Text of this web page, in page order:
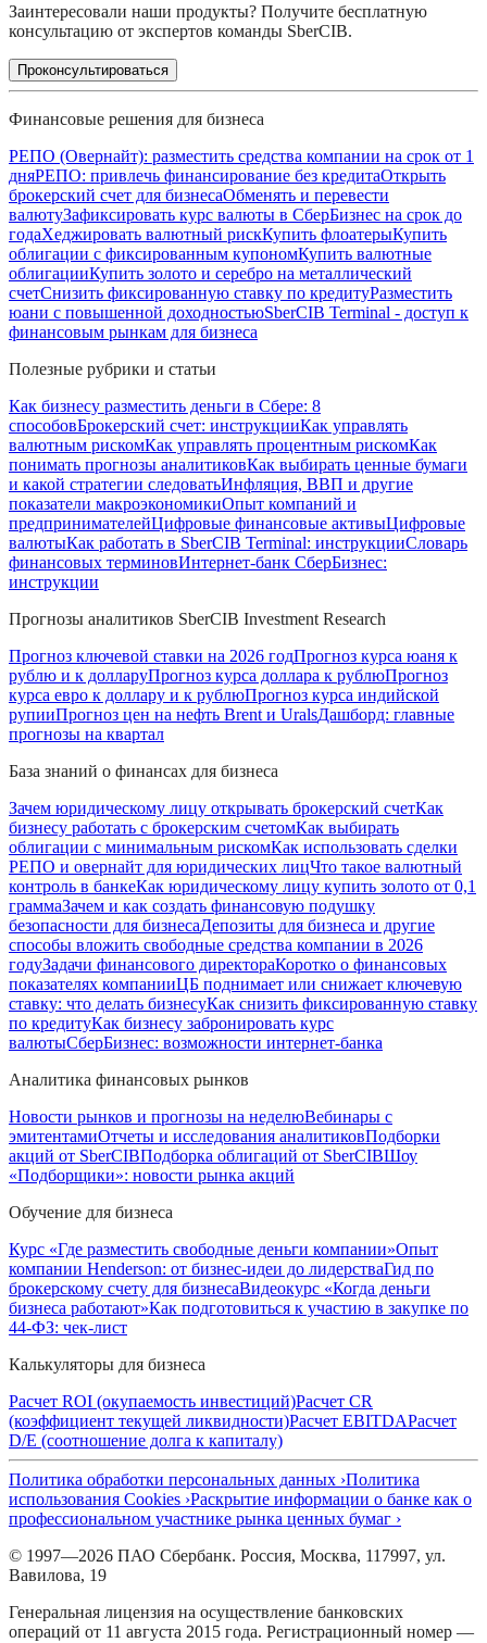
Заинтересовали наши продукты? Получите бесплатную
консультацию от экспертов команды SberCIB.
Проконсультироваться
Финансовые решения для бизнеса
РЕПО (Овернайт): разместить средства компании на срок от 1
дняРЕПО: привлечь финансирование без кредитаОткрыть
брокерский счет для бизнесаОбменять и перевести
валютуЗафиксировать курс валюты в СберБизнес на срок до
годаХеджировать валютный рискКупить флоатерыКупить
облигации с фиксированным купономКупить валютные
облигацииКупить золото и серебро на металлический
счетСнизить фиксированную ставку по кредитуРазместить
юани с повышенной доходностьюSberCIB Terminal - доступ к
финансовым рынкам для бизнеса
Полезные рубрики и статьи
Как бизнесу разместить деньги в Сбере: 8
способовБрокерский счет: инструкцииКак управлять
валютным рискомКак управлять процентным рискомКак
понимать прогнозы аналитиковКак выбирать ценные бумаги
и какой стратегии следоватьИнфляция, ВВП и другие
показатели макроэкономикиОпыт компаний и
предпринимателейЦифровые финансовые активыЦифровые
валютыКак работать в SberCIB Terminal: инструкцииСловарь
финансовых терминовИнтернет-банк СберБизнес:
инструкции
Прогнозы аналитиков SberCIB Investment Research
Прогноз ключевой ставки на 2026 годПрогноз курса юаня к
рублю и к долларуПрогноз курса доллара к рублюПрогноз
курса евро к доллару и к рублюПрогноз курса индийской
рупииПрогноз цен на нефть Brent и UralsДашборд: главные
прогнозы на квартал
База знаний о финансах для бизнеса
Зачем юридическому лицу открывать брокерский счетКак
бизнесу работать с брокерским счетомКак выбирать
облигации с минимальным рискомКак использовать сделки
РЕПО и овернайт для юридических лицЧто такое валютный
контроль в банкеКак юридическому лицу купить золото от 0,1
граммаЗачем и как создать финансовую подушку
безопасности для бизнесаДепозиты для бизнеса и другие
способы вложить свободные средства компании в 2026
годуЗадачи финансового директораКоротко о финансовых
показателях компанииЦБ поднимает или снижает ключевую
ставку: что делать бизнесуКак снизить фиксированную ставку
по кредитуКак бизнесу забронировать курс
валютыСберБизнес: возможности интернет-банка
Аналитика финансовых рынков
Новости рынков и прогнозы на неделюВебинары с
эмитентамиОтчеты и исследования аналитиковПодборки
акций от SberCIBПодборка облигаций от SberCIBШоу
«Подборщики»: новости рынка акций
Обучение для бизнеса
Курс «Где разместить свободные деньги компании»Опыт
компании Henderson: от бизнес-идеи до лидерстваГид по
брокерскому счету для бизнесаВидеокурс «Когда деньги
бизнеса работают»Как подготовиться к участию в закупке по
44-ФЗ: чек-лист
Калькуляторы для бизнеса
Расчет ROI (окупаемость инвестиций)Расчет CR
(коэффициент текущей ликвидности)Расчет EBITDAРасчет
D/E (соотношение долга к капиталу)
Политика обработки персональных данных ›Политика
использования Cookies ›Раскрытие информации о банке как о
профессиональном участнике рынка ценных бумаг ›
© 1997—2026 ПАО Сбербанк. Россия, Москва, 117997, ул.
Вавилова, 19
Генеральная лицензия на осуществление банковских
операций от 11 августа 2015 года. Регистрационный номер —